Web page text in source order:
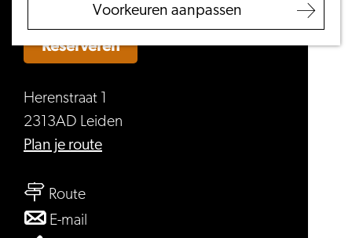
Voorkeuren aanpassen
Regio Leiden
Herenstraat 1
2313AD Leiden
Plan je routenaar
Routenaar
De
E-mail
Reserveren